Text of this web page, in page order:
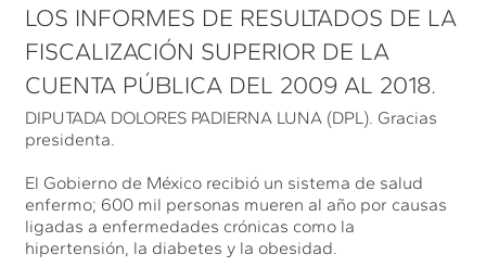
LOS INFORMES DE RESULTADOS DE LA
FISCALIZACIÓN SUPERIOR DE LA
CUENTA PÚBLICA DEL 2009 AL 2018.
DIPUTADA DOLORES PADIERNA LUNA (DPL). Gracias
presidenta.
El Gobierno de México recibió un sistema de salud
enfermo; 600 mil personas mueren al año por causas
ligadas a enfermedades crónicas como la
hipertensión, la diabetes y la obesidad.